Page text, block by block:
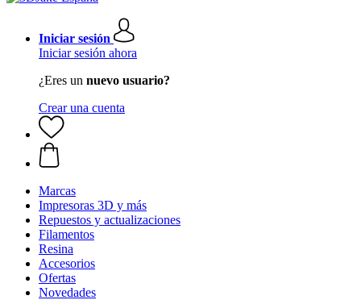
Iniciar sesión
Iniciar sesión ahora
¿Eres un nuevo usuario?
Crear una cuenta
Marcas
Impresoras 3D y más
Repuestos y actualizaciones
Filamentos
Resina
Accesorios
Ofertas
Novedades